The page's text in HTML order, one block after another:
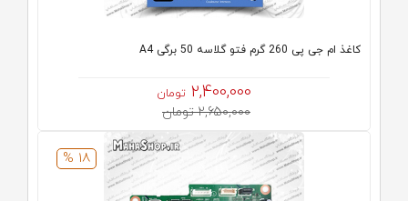
کاغذ ام جی پی 260 گرم فتو گلاسه 50 برگی A4
2,400,000 تومان
2,650,000 تومان
18 %